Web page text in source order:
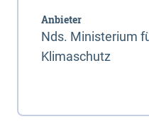
Anbieter
Nds. Ministerium
Klimaschutz